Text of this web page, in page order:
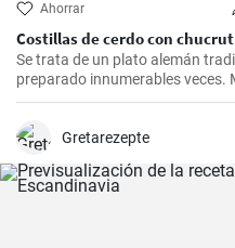
Ahorrar
Costillas de cerdo con
Se trata de un plato alemán
preparado innumerables veces.
Kassler combinado con el
es un delicioso plato
Gretarezepte